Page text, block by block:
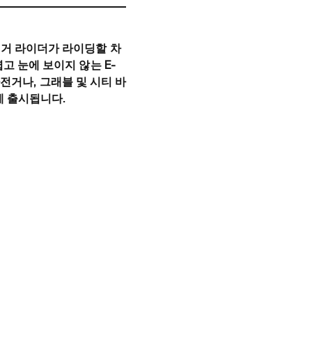
라이더가 라이딩할 차
눈에 보이지 않는 E-
거나, 그래블 및 시티 바
출시됩니다.